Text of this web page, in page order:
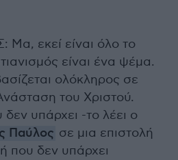
εκεί είναι όλο το
είναι ένα ψέμα.
ολόκληρος σε
του Χριστού.
υπάρχει -το λέει ο
Παύλος σε μια επιστολή
που δεν υπάρχει